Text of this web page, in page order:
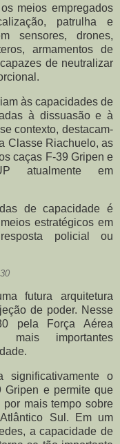
meios empregados
patrulha e
sensores, drones,
armamentos de
de neutralizar
às capacidades de
à dissuasão e à
contexto, destacam-
Classe Riachuelo, as
caças F-39 Gripen e
atualmente em
de capacidade é
estratégicos em
policial ou
futura arquitetura
de poder. Nesse
pela Força Aérea
mais importantes
significativamente o
Gripen e permite que
mais tempo sobre
Sul. Em um
a capacidade de